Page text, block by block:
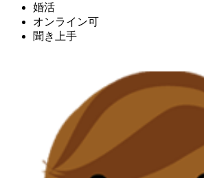
婚活
オンライン可
聞き上手